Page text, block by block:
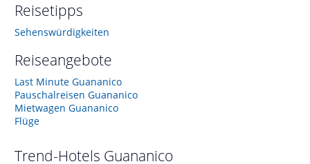
Reisetipps
Sehenswürdigkeiten
Reiseangebote
Last Minute Guananico
Pauschalreisen Guananico
Mietwagen Guananico
Flüge
Trend-Hotels Guananico